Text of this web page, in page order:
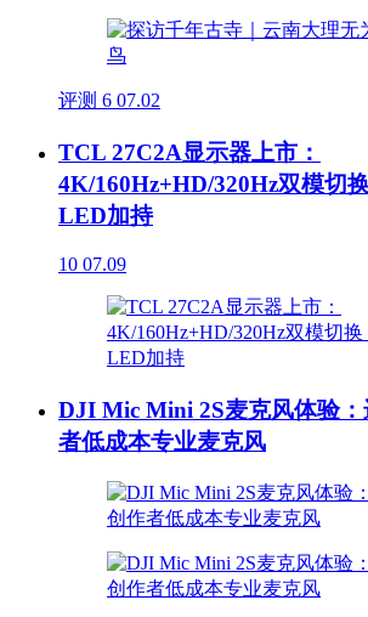
评测 6 07.02
TCL 27C2A显示器上市：
4K/160Hz+HD/320Hz双模切
LED加持
10 07.09
DJI Mic Mini 2S麦克风体验
者低成本专业麦克风